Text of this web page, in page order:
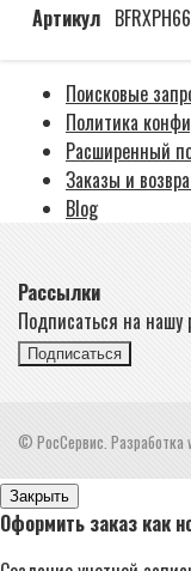
Артикул
Поисковые
Политика
Расширенный
Заказы и
Blog
Рассылки
Подписаться на нашу
Подписаться
© РосСервис. Разработка
Закрыть
Оформить заказ как